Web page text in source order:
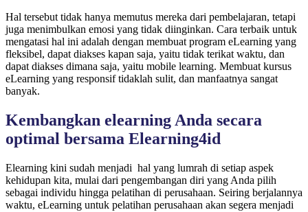
Hal tersebut tidak hanya memutus mereka dari pembelajaran, tetapi
juga menimbulkan emosi yang tidak diinginkan. Cara terbaik untuk
mengatasi hal ini adalah dengan membuat program eLearning yang
fleksibel, dapat diakses kapan saja, yaitu tidak terikat waktu, dan
dapat diakses dimana saja, yaitu mobile learning. Membuat kursus
eLearning yang responsif tidaklah sulit, dan manfaatnya sangat
banyak.
Kembangkan elearning Anda secara
optimal bersama Elearning4id
Elearning kini sudah menjadi hal yang lumrah di setiap aspek
kehidupan kita, mulai dari pengembangan diri yang Anda pilih
sebagai individu hingga pelatihan di perusahaan. Seiring berjalannya
waktu, eLearning untuk pelatihan perusahaan akan segera menjadi